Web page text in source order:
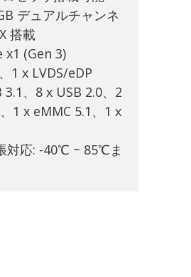
デュアルチャンネ
搭載
x1 (Gen 3)
1 x LVDS/eDP
3.1、8 x USB 2.0、2
1 x eMMC 5.1、1 x
対応: -40℃ ~ 85℃ま